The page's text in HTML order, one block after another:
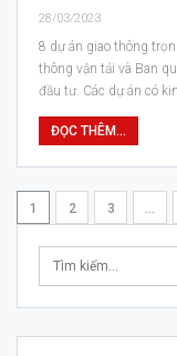
28/03/2023
8 dự án giao thông
thông vận tải và Ban
đầu tư. Các dự án có
ĐỌC THÊM...
1 2 3 …